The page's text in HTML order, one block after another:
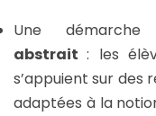
Une
abstrait: les
s’appuient sur des
adaptées à la